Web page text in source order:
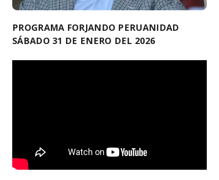
PROGRAMA FORJANDO PERUANIDAD
SÁBADO 31 DE ENERO DEL 2026